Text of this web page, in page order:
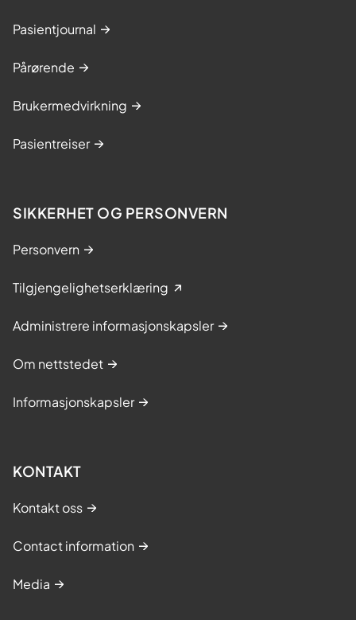
Pasientjournal
Pårørende
Brukermedvirkning
Pasientreiser
SIKKERHET OG PERSONVERN
Personvern
Tilgjengelighetserklæring
Administrere informasjonskapsler
Om nettstedet
Informasjonskapsler
KONTAKT
Kontakt oss
Contact information
Media